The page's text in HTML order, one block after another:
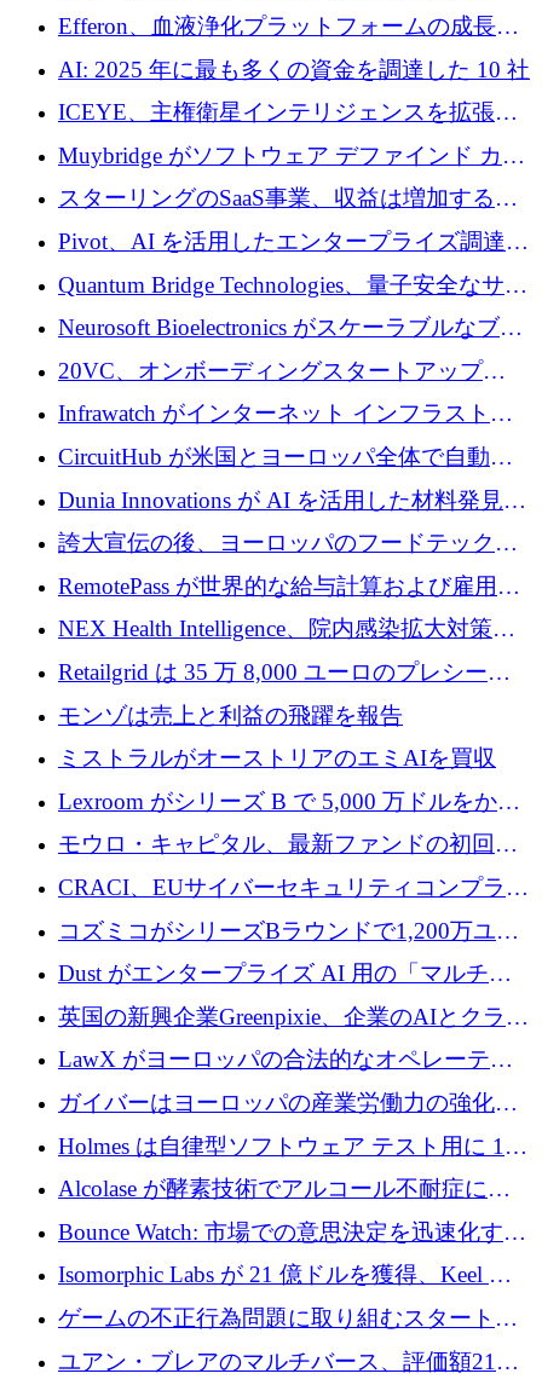
認を獲得
Efferon、血液浄化プラットフォームの成長に
250万ユーロを確保
AI: 2025 年に最も多くの資金を調達した 10 社
ICEYE、主権衛星インテリジェンスを拡張す
るために 3 億ユーロの信用枠を確保
Muybridge がソフトウェア デファインド カメ
ラ テクノロジーを拡張するためにシリーズ A
スターリングのSaaS事業、収益は増加するも
グループ利益は減少
Pivot、AI を活用したエンタープライズ調達プ
ラットフォームを拡大するために 4,000 万ド
ルを調達
Quantum Bridge Technologies、量子安全なサイ
バーセキュリティ インフラストラクチャの拡
張にシリーズ A で 800 万ドルを投入
Neurosoft Bioelectronics がスケーラブルなブレ
イン コンピューター インターフェイスのため
に 750 万ドルを調達
20VC、オンボーディングスタートアップ
Prelude へのシリーズ A 投資で 2,000 万ドルを
Infrawatch がインターネット インフラストラ
クチャ インテリジェンス向けに 300 万ドルの
プレシードを確保
CircuitHub が米国とヨーロッパ全体で自動電
子機器製造を拡大するために 2,800 万ドルを
Dunia Innovations が AI を活用した材料発見を
産業化するために 2 億 8,000 万ユーロのベル
リン GigaLab を発表
誇大宣伝の後、ヨーロッパのフードテックセ
クターはファンダメンタルズを中心に再構築
RemotePass が世界的な給与計算および雇用プ
ラットフォームを拡大するために 1,740 万ド
NEX Health Intelligence、院内感染拡大対策に
100万ユーロを確保
Retailgrid は 35 万 8,000 ユーロのプレシード
ラウンドで小売業のスプレッドシートをター
ゲットにしています
モンゾは売上と利益の飛躍を報告
ミストラルがオーストリアのエミAIを買収
Lexroom がシリーズ B で 5,000 万ドルをかけ
てヨーロッパ大陸法用の法律 AI を構築
モウロ・キャピタル、最新ファンドの初回ク
ローズで4億ドルを確保
CRACI、EUサイバーセキュリティコンプライ
アンスプラットフォームのために140万ユーロ
コズミコがシリーズBラウンドで1,200万ユー
ロを調達
Dust がエンタープライズ AI 用の「マルチプ
レイヤー」オペレーティング システムを構築
するシリーズ B で 4,000 万ドルを調達
英国の新興企業Greenpixie、企業のAIとクラウ
ドのエネルギー無駄を削減するために470万ポ
ンドを調達
LawX がヨーロッパの合法的なオペレーティ
ング システムを構築するために 750 万ユーロ
を調達
ガイバーはヨーロッパの産業労働力の強化に
貢献するために 140 万ユーロを獲得
Holmes は自律型ソフトウェア テスト用に 110
万ユーロのプレシードを提供して開始
Alcolase が酵素技術でアルコール不耐症に取
り組むために 150 万ユーロを調達
Bounce Watch: 市場での意思決定を迅速化する
ためのインテリジェンス層を構築する
Isomorphic Labs が 21 億ドルを獲得、Keel の
ネオバンク後の軸、ポーランドのソフトウェ
ア進化
ゲームの不正行為問題に取り組むスタートア
ップを紹介する
ユアン・ブレアのマルチバース、評価額21億